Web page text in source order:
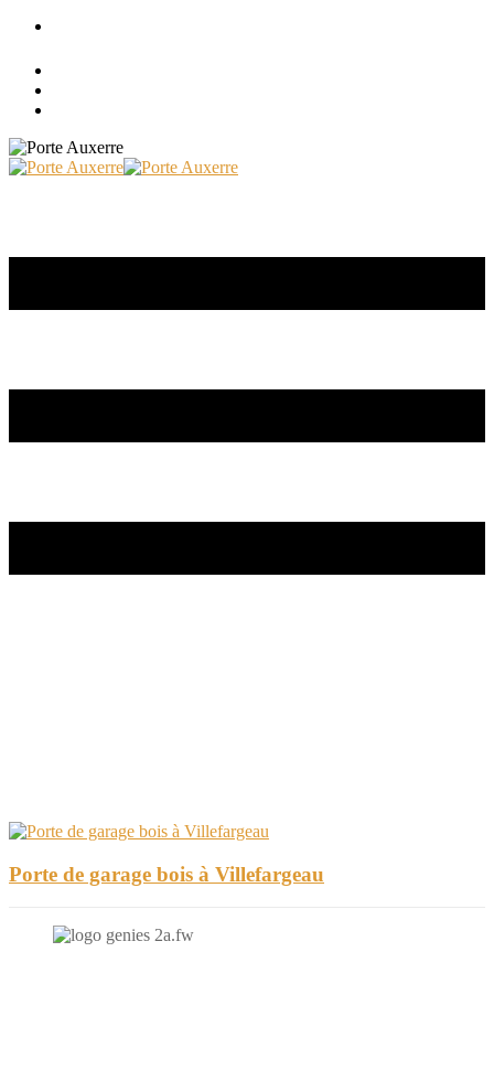
Porte de garage bois à Villefargeau